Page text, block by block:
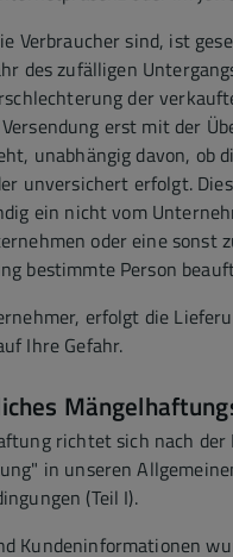
Verbraucher sind, ist
des zufälligen
der
erst mit der
unabhängig davon, ob
unversichert erfolgt.
ein nicht vom
oder eine sonst
bestimmte Person
erfolgt die
Ihre Gefahr.
richtet sich nach der
in unseren
(Teil I).
Kundeninformationen